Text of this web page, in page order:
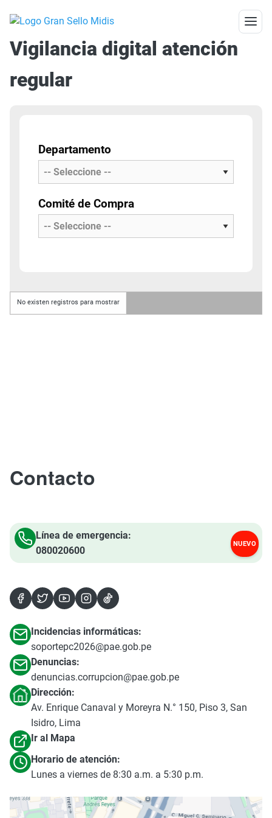
Vigilancia digital atención
regular
Departamento
Comité de Compra
No existen registros para mostrar
Contacto
Línea de emergencia:
NUEVO
080020600
Incidencias informáticas:
soportepc2026@pae.gob.pe
Denuncias:
denuncias.corrupcion@pae.gob.pe
Dirección:
Av. Enrique Canaval y Moreyra N.° 150, Piso 3, San
Isidro, Lima
Ir al Mapa
Horario de atención:
Lunes a viernes de 8:30 a.m. a 5:30 p.m.